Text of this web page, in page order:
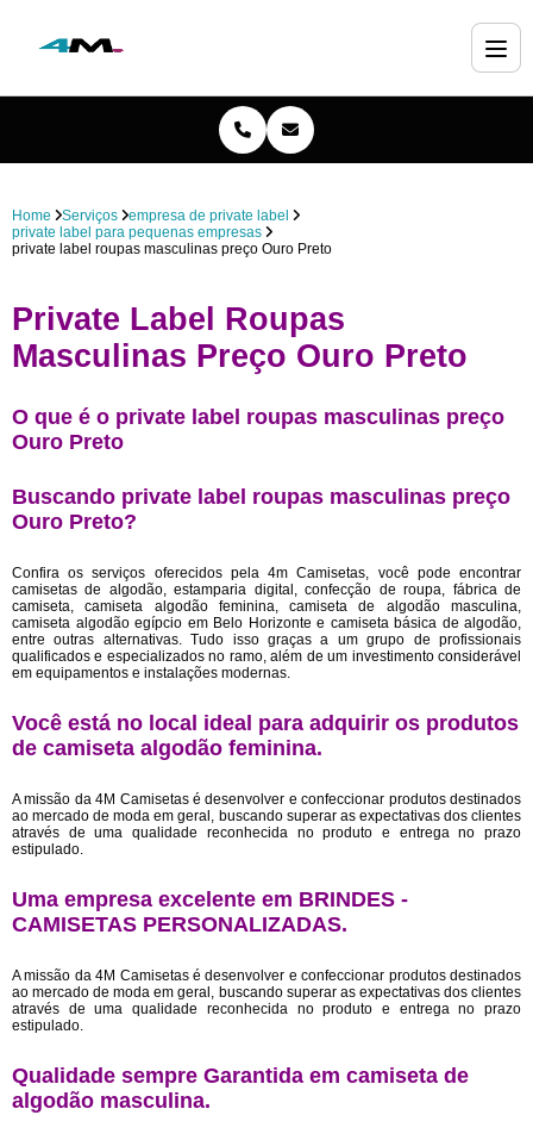
Home Serviços
empresa de private label
private label para pequenas empresas
private label roupas masculinas preço Ouro Preto
Private Label Roupas
Masculinas Preço Ouro Preto
O que é o private label roupas masculinas preço
Ouro Preto
Buscando private label roupas masculinas preço
Ouro Preto?
Confira os serviços oferecidos pela 4m Camisetas, você pode encontrar
camisetas de algodão, estamparia digital, confecção de roupa, fábrica de
camiseta, camiseta algodão feminina, camiseta de algodão masculina,
camiseta algodão egípcio em Belo Horizonte e camiseta básica de algodão,
entre outras alternativas. Tudo isso graças a um grupo de profissionais
qualificados e especializados no ramo, além de um investimento considerável
em equipamentos e instalações modernas.
Você está no local ideal para adquirir os produtos
de camiseta algodão feminina.
A missão da 4M Camisetas é desenvolver e confeccionar produtos destinados
ao mercado de moda em geral, buscando superar as expectativas dos clientes
através de uma qualidade reconhecida no produto e entrega no prazo
estipulado.
Uma empresa excelente em BRINDES -
CAMISETAS PERSONALIZADAS.
A missão da 4M Camisetas é desenvolver e confeccionar produtos destinados
ao mercado de moda em geral, buscando superar as expectativas dos clientes
através de uma qualidade reconhecida no produto e entrega no prazo
estipulado.
Qualidade sempre Garantida em camiseta de
algodão masculina.